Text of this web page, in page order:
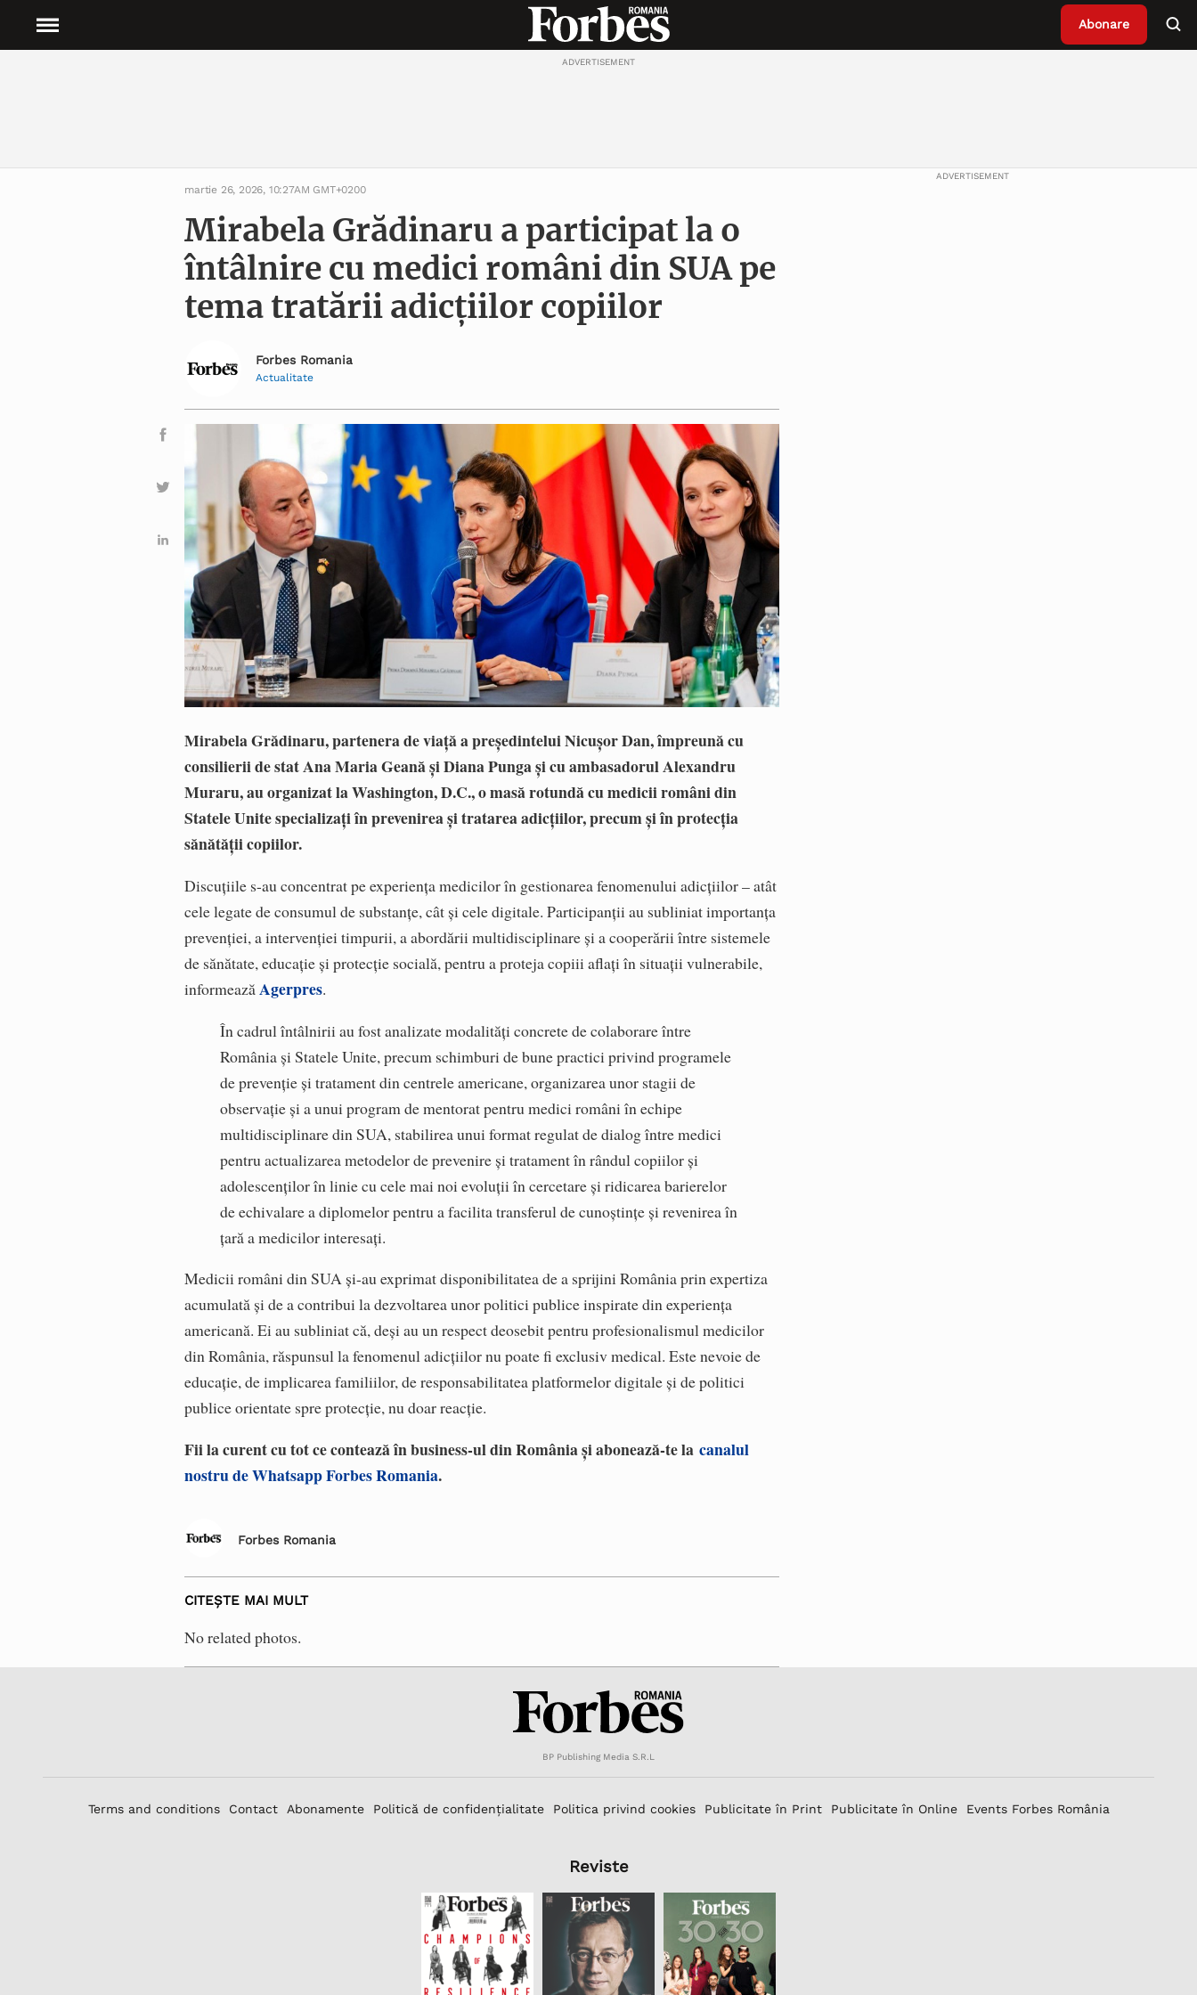
Abonare
ADVERTISEMENT
martie 26, 2026, 10:27AM GMT+0200
Mirabela Grădinaru a participat la o
întâlnire cu medici români din SUA pe
tema tratării adicţiilor copiilor
Forbes Romania
Actualitate
Mirabela Grădinaru, partenera de viaţă a preşedintelui Nicuşor Dan, împreună cu
consilierii de stat Ana Maria Geană şi Diana Punga şi cu ambasadorul Alexandru
Muraru, au organizat la Washington, D.C., o masă rotundă cu medicii români din
Statele Unite specializaţi în prevenirea şi tratarea adicţiilor, precum şi în protecţia
sănătăţii copiilor.
Discuţiile s-au concentrat pe experienţa medicilor în gestionarea fenomenului adicţiilor – atât
cele legate de consumul de substanţe, cât şi cele digitale. Participanţii au subliniat importanţa
prevenţiei, a intervenţiei timpurii, a abordării multidisciplinare şi a cooperării între sistemele
de sănătate, educaţie şi protecţie socială, pentru a proteja copiii aflaţi în situaţii vulnerabile,
informeazăAgerpres.
În cadrul întâlnirii au fost analizate modalităţi concrete de colaborare între
România şi Statele Unite, precum schimburi de bune practici privind programele
de prevenţie şi tratament din centrele americane, organizarea unor stagii de
observaţie şi a unui program de mentorat pentru medici români în echipe
multidisciplinare din SUA, stabilirea unui format regulat de dialog între medici
pentru actualizarea metodelor de prevenire şi tratament în rândul copiilor şi
adolescenţilor în linie cu cele mai noi evoluţii în cercetare şi ridicarea barierelor
de echivalare a diplomelor pentru a facilita transferul de cunoştinţe şi revenirea în
ţară a medicilor interesaţi.
Medicii români din SUA şi-au exprimat disponibilitatea de a sprijini România prin expertiza
acumulată şi de a contribui la dezvoltarea unor politici publice inspirate din experienţa
americană. Ei au subliniat că, deşi au un respect deosebit pentru profesionalismul medicilor
din România, răspunsul la fenomenul adicţiilor nu poate fi exclusiv medical. Este nevoie de
educaţie, de implicarea familiilor, de responsabilitatea platformelor digitale şi de politici
publice orientate spre protecţie, nu doar reacţie.
Fii la curent cu tot ce contează în business-ul din România și abonează-te lacanalul
nostru de Whatsapp Forbes Romania.
Forbes Romania
CITEȘTE MAI MULT
No related photos.
BP Publishing Media S.R.L
Terms and conditions Contact Abonamente Politică de confidențialitate Politica privind cookies Publicitate în Print Publicitate în Online Events Forbes România
Reviste